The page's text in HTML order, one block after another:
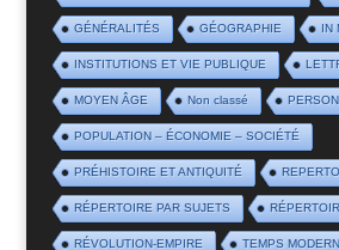
GÉNÉRALITÉS GÉOGRAPHIE IN
INSTITUTIONS ET VIE PUBLIQUE
MOYEN ÂGE Non classé
POPULATION – ÉCONOMIE – SOCIÉTÉ
PRÉHISTOIRE ET ANTIQUITÉ
RÉPERTOIRE PAR SUJETS
RÉVOLUTION-EMPIRE TEMPS